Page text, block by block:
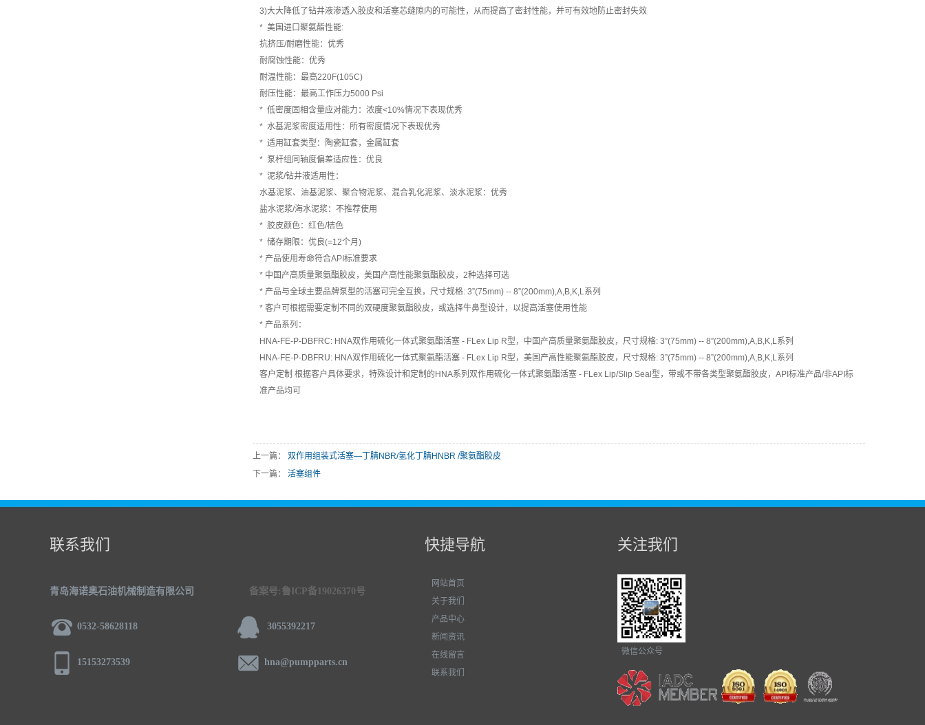
3)大大降低了钻井液渗透入胶皮和活塞芯缝隙内的可能性，从而提高了密封性能，并可有效地防止密封失效
* 美国进口聚氨酯性能:
抗挤压/耐磨性能：优秀
耐腐蚀性能：优秀
耐温性能：最高220F(105C)
耐压性能：最高工作压力5000 Psi
* 低密度固相含量应对能力：浓度<10%情况下表现优秀
* 水基泥浆密度适用性：所有密度情况下表现优秀
* 适用缸套类型：陶瓷缸套，金属缸套
* 泵杆组同轴度偏差适应性：优良
* 泥浆/钻井液适用性：
水基泥浆、油基泥浆、聚合物泥浆、混合乳化泥浆、淡水泥浆：优秀
盐水泥浆/海水泥浆：不推荐使用
* 胶皮颜色：红色/桔色
* 储存期限：优良(=12个月)
* 产品使用寿命符合API标准要求
* 中国产高质量聚氨酯胶皮，美国产高性能聚氨酯胶皮，2种选择可选
* 产品与全球主要品牌泵型的活塞可完全互换，尺寸规格: 3”(75mm) -- 8”(200mm),A,B,K,L系列
* 客户可根据需要定制不同的双硬度聚氨酯胶皮，或选择牛鼻型设计，以提高活塞使用性能
* 产品系列：
HNA-FE-P-DBFRC: HNA双作用硫化一体式聚氨酯活塞 - FLex Lip R型，中国产高质量聚氨酯胶皮，尺寸规格: 3”(75mm) -- 8”(200mm),A,B,K,L系列
HNA-FE-P-DBFRU: HNA双作用硫化一体式聚氨酯活塞 - FLex Lip R型，美国产高性能聚氨酯胶皮，尺寸规格: 3”(75mm) -- 8”(200mm),A,B,K,L系列
客户定制 根据客户具体要求，特殊设计和定制的HNA系列双作用硫化一体式聚氨酯活塞 - FLex Lip/Slip Seal型，带或不带各类型聚氨酯胶皮，API标准产品/非API标
准产品均可
上一篇： 双作用组装式活塞—丁腈NBR/氢化丁腈HNBR /聚氨酯胶皮
下一篇： 活塞组件
联系我们
青岛海诺奥石油机械制造有限公司 备案号:鲁ICP备19026370号
0532-58628118 3055392217
15153273539 hna@pumpparts.cn
快捷导航
网站首页
关于我们
产品中心
新闻资讯
在线留言
联系我们
关注我们
微信公众号